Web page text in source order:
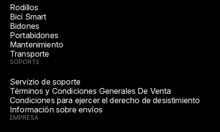
Rodillos
Bici Smart
Bidones
Portabidones
Mantenimiento
Transporte
SOPORTE
Servizio de soporte
Términos y Condiciones Generales De Venta
Condiciones para ejercer el derecho de desistimiento
Información sobre envíos
EMPRESA